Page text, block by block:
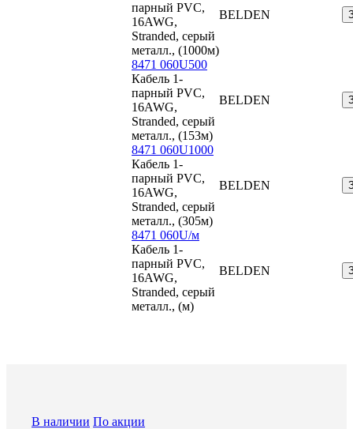
парный PVC,
16AWG,
Stranded, серый
металл., (1000м)
BELDEN
8471 060U500
Кабель 1-
парный PVC,
16AWG,
Stranded, серый
металл., (153м)
BELDEN
8471 060U1000
Кабель 1-
парный PVC,
16AWG,
Stranded, серый
металл., (305м)
BELDEN
8471 060U/м
Кабель 1-
парный PVC,
16AWG,
Stranded, серый
металл., (м)
BELDEN
В наличии По акции